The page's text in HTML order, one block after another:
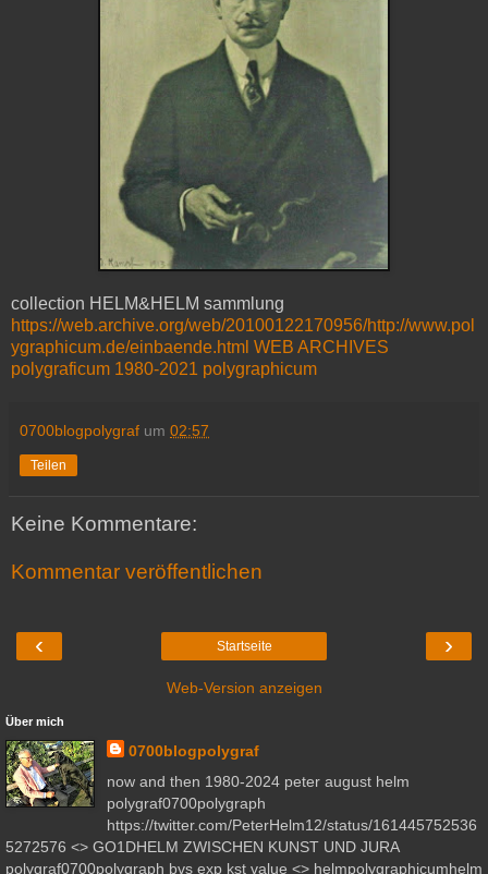
collection HELM&HELM sammlung
https://web.archive.org/web/20100122170956/http://www.pol
ygraphicum.de/einbaende.html WEB ARCHIVES
polygraficum 1980-2021 polygraphicum
0700blogpolygraf um 02:57
Teilen
Keine Kommentare:
Kommentar veröffentlichen
‹ ›
Startseite
Web-Version anzeigen
Über mich
0700blogpolygraf
now and then 1980-2024 peter august helm
polygraf0700polygraph
https://twitter.com/PeterHelm12/status/161445752536
5272576 <> GO1DHELM ZWISCHEN KUNST UND JURA
polygraf0700polygraph bvs exp kst value <> helmpolygraphicumhelm